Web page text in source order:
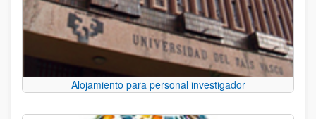
Alojamiento para personal investigador